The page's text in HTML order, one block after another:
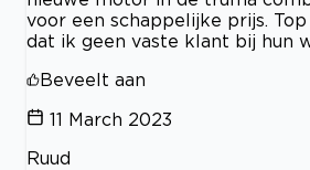
voor een schappelijke prijs.
dat ik geen vaste klant bij hun
Beveelt aan
11 March 2023
Ruud